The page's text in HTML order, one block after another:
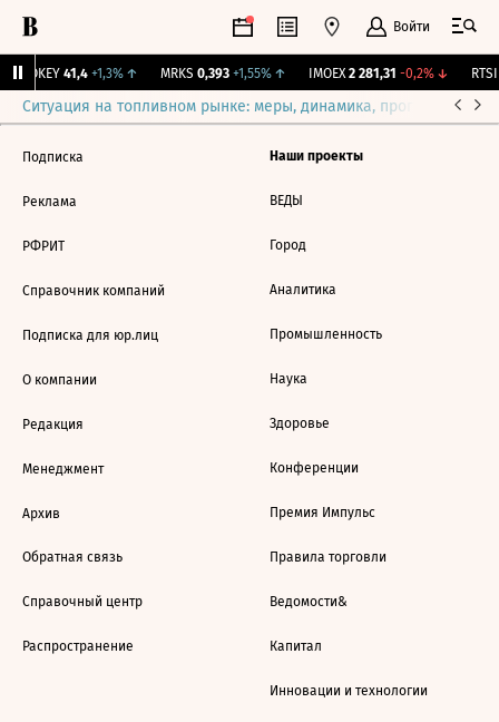
Войти
OKEY 41,4 +1,3%↑ MRKS 0,393 +1,55%↑ IMOEX 2 281,31 -0,2%↓ RTSI
Ситуация на топливном рынке: меры, динамика, прогнозы
Подписка
Реклама
РФРИТ
Справочник компаний
Подписка для юр.лиц
О компании
Редакция
Менеджмент
Архив
Обратная связь
Справочный центр
Распространение
Наши проекты
ВЕДЫ
Город
Аналитика
Промышленность
Наука
Здоровье
Конференции
Премия Импульс
Правила торговли
Ведомости&
Капитал
Инновации и технологии